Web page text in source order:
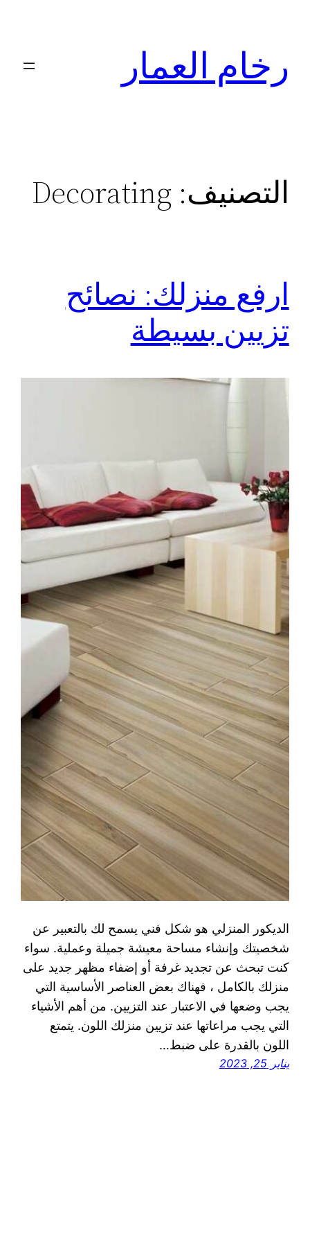
رخام العمار
التصنيف:Decorating
ارفع منزلك: نصائح
تزيين بسيطة
الديكور المنزلي هو شكل فني يسمح لك بالتعبير عن
شخصيتك وإنشاء مساحة معيشة جميلة وعملية. سواء
كنت تبحث عن تجديد غرفة أو إضفاء مظهر جديد على
منزلك بالكامل ، فهناك بعض العناصر الأساسية التي
يجب وضعها في الاعتبار عند التزيين. من أهم الأشياء
التي يجب مراعاتها عند تزيين منزلك اللون. يتمتع
اللون بالقدرة على ضبط…
يناير 25, 2023